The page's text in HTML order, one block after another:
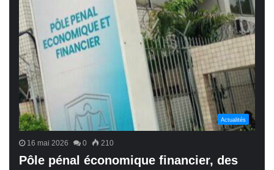
Actualités
16 mai 2026 0 210
Pôle pénal économique financier, des